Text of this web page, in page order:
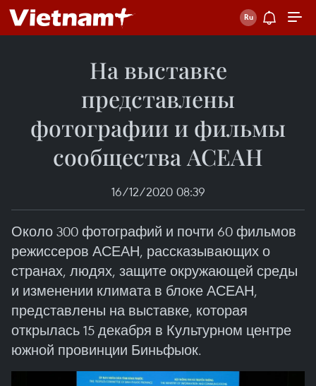
На выставке
представлены
фотографии и фильмы
cообщества АСЕАН
16/12/2020 08:39
Около 300 фотографий и почти 60 фильмов
режиссеров АСЕАН, рассказывающих о
странах, людях, защите окружающей среды
и изменении климата в блоке АСЕАН,
представлены на выставке, которая
открылась 15 декабря в Культурном центре
южной провинции Биньфыок.